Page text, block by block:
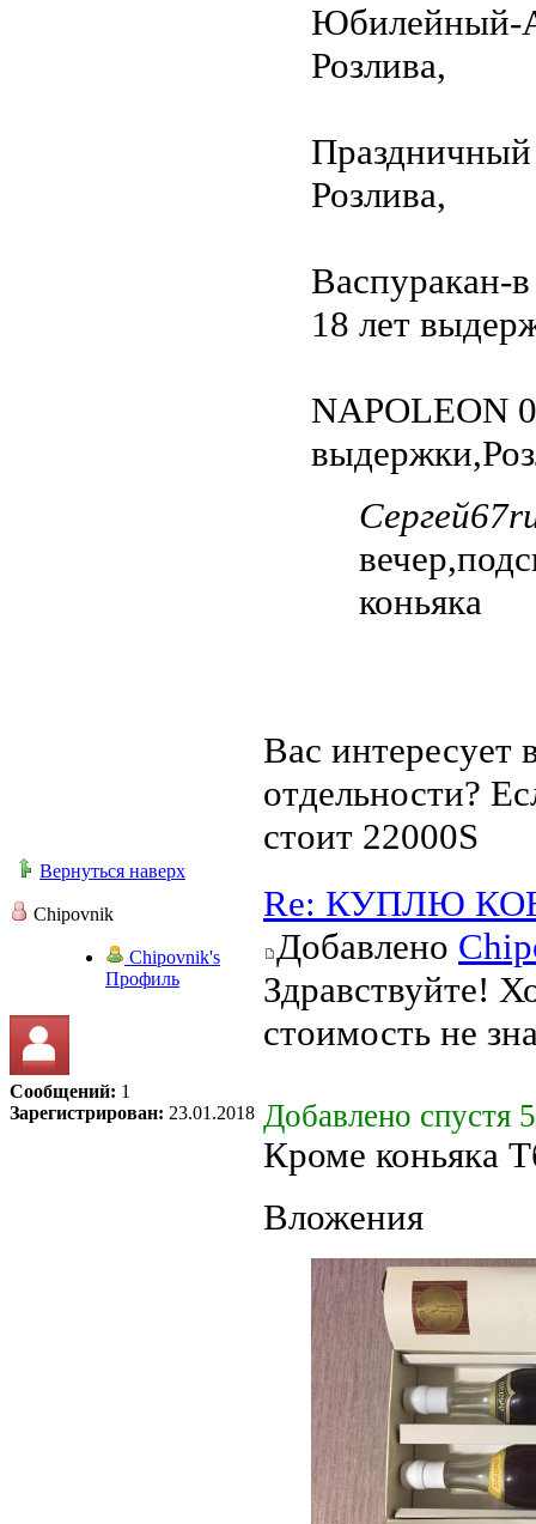
Юбилейный-
Розлива,
Праздничный
Розлива,
Васпуракан-
18 лет
NAPOLEON
коньяка
Вас интересует
отдельности?
стоит 22000S
Вернуться наверх
Chipovnik
Chipovnik's
Профиль
Сообщений: 1
Зарегистрирован: 23.01.2018
Re: КУПЛЮ
Добавлено
Здравствуйте!
стоимость не
Добавлено спустя
Кроме коньяка
Вложения